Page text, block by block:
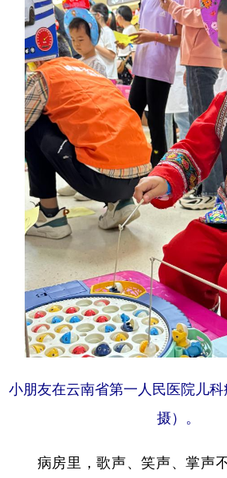
小朋友在云南省第一人民医院儿
摄）。
病房里，歌声、笑声、掌声